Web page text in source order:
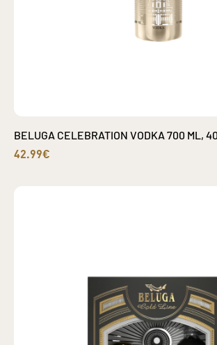
BELUGA CELEBRATION VODKA 700 ML,
42.99€